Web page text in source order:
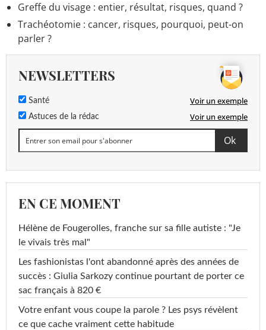
Greffe du visage : entier, résultat, risques, quand ?
Trachéotomie : cancer, risques, pourquoi, peut-on
parler ?
NEWSLETTERS
Santé Voir un exemple
Astuces de la rédac Voir un exemple
EN CE MOMENT
Hélène de Fougerolles, franche sur sa fille autiste : "Je
le vivais très mal"
Les fashionistas l'ont abandonné après des années de
succès : Giulia Sarkozy continue pourtant de porter ce
sac français à 820 €
Votre enfant vous coupe la parole ? Les psys révèlent
ce que cache vraiment cette habitude